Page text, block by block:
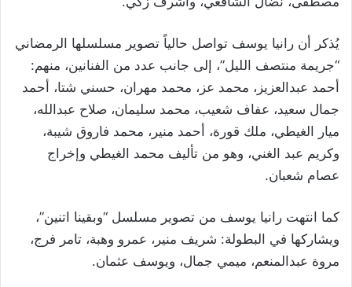
يُذكر أن رانيا يوسف تواصل حالياً تصوير مسلسلها الرمضاني
“جريمة منتصف الليل”، إلى جانب عدد من الفنانين، منهم:
أحمد عبدالعزيز، محمد عز، محمد مهران، حسني شتا، أحمد
جمال سعيد، عفاف شعيب، محمد سليمان، صلاح عبدالله،
ميار الغيطي، ملك قورة، أحمد منير، محمد فاروق شيبة،
وكريم عبد الغني، وهو من تأليف محمد الغيطي وإخراج
عصام شعبان.
كما انتهت رانيا يوسف من تصوير مسلسل “وبقينا اتنين”،
ويشاركها في البطولة: شريف منير، عمرو وهبة، تامر فرج،
مروة عبدالمنعم، ميمي جمال، ويوسف عثمان.